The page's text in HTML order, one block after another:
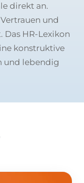
direkt an.
und
HR-Lexikon
konstruktive
und lebendig